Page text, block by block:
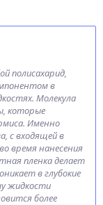
полисахарид,
в
Молекула
которые
Именно
с входящей в
время нанесения
пленка делает
в глубокие
жидкости
более